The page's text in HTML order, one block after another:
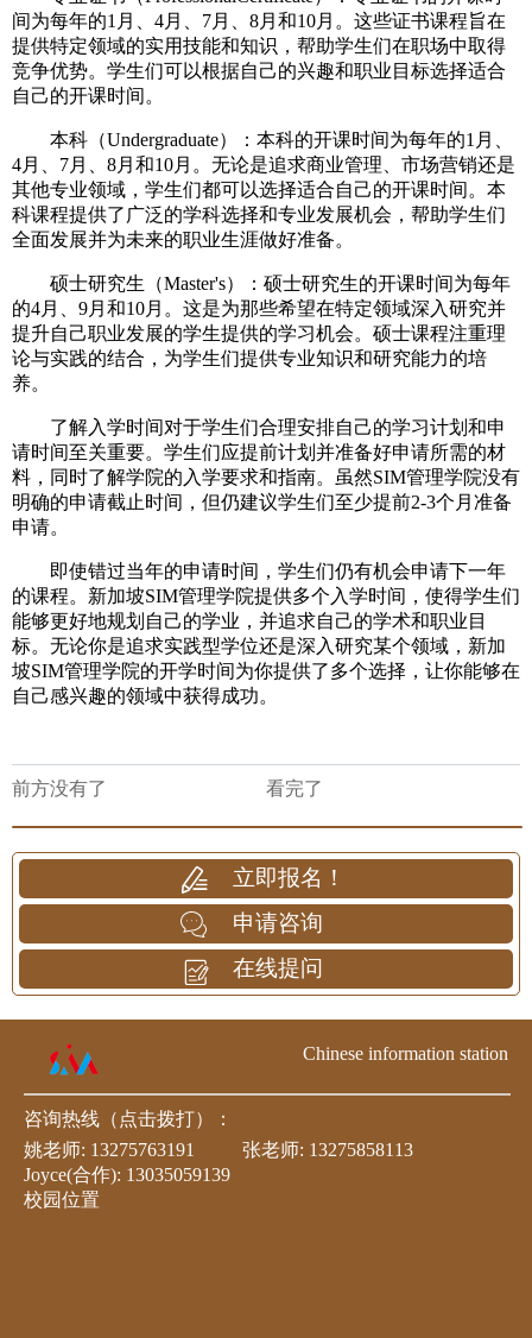
间为每年的1月、4月、7月、8月和10月。这些证书课程旨在
提供特定领域的实用技能和知识，帮助学生们在职场中取得
竞争优势。学生们可以根据自己的兴趣和职业目标选择适合
自己的开课时间。
本科（Undergraduate）：本科的开课时间为每年的1月、
4月、7月、8月和10月。无论是追求商业管理、市场营销还是
其他专业领域，学生们都可以选择适合自己的开课时间。本
科课程提供了广泛的学科选择和专业发展机会，帮助学生们
全面发展并为未来的职业生涯做好准备。
硕士研究生（Master's）：硕士研究生的开课时间为每年
的4月、9月和10月。这是为那些希望在特定领域深入研究并
提升自己职业发展的学生提供的学习机会。硕士课程注重理
论与实践的结合，为学生们提供专业知识和研究能力的培
养。
了解入学时间对于学生们合理安排自己的学习计划和申
请时间至关重要。学生们应提前计划并准备好申请所需的材
料，同时了解学院的入学要求和指南。虽然SIM管理学院没有
明确的申请截止时间，但仍建议学生们至少提前2-3个月准备
申请。
即使错过当年的申请时间，学生们仍有机会申请下一年
的课程。新加坡SIM管理学院提供多个入学时间，使得学生们
能够更好地规划自己的学业，并追求自己的学术和职业目
标。无论你是追求实践型学位还是深入研究某个领域，新加
坡SIM管理学院的开学时间为你提供了多个选择，让你能够在
自己感兴趣的领域中获得成功。
前方没有了 看完了
立即报名！
申请咨询
在线提问
Chinese information station
咨询热线（点击拨打）：
姚老师: 13275763191 张老师: 13275858113
Joyce(合作): 13035059139
校园位置